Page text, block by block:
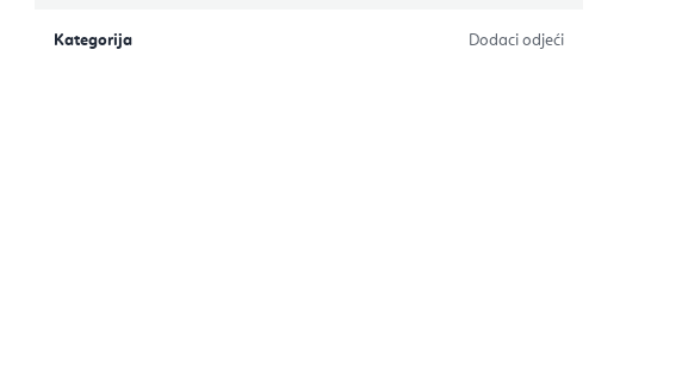
Kategorija Dodaci odjeći